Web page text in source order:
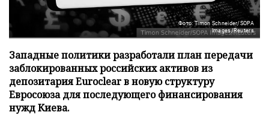
Фото: Timon Schneider/SOPA
Images/Reuters
Западные политики разработали план передачи
заблокированных российских активов из
депозитария Euroclear в новую структуру
Евросоюза для последующего финансирования
нужд Киева.